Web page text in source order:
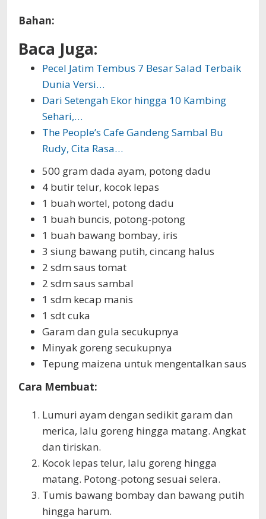
Bahan:
Baca Juga:
Pecel Jatim Tembus 7 Besar Salad Terbaik
Dunia Versi…
Dari Setengah Ekor hingga 10 Kambing
Sehari,…
The People’s Cafe Gandeng Sambal Bu
Rudy, Cita Rasa…
500 gram dada ayam, potong dadu
4 butir telur, kocok lepas
1 buah wortel, potong dadu
1 buah buncis, potong-potong
1 buah bawang bombay, iris
3 siung bawang putih, cincang halus
2 sdm saus tomat
2 sdm saus sambal
1 sdm kecap manis
1 sdt cuka
Garam dan gula secukupnya
Minyak goreng secukupnya
Tepung maizena untuk mengentalkan saus
Cara Membuat:
Lumuri ayam dengan sedikit garam dan
merica, lalu goreng hingga matang. Angkat
dan tiriskan.
Kocok lepas telur, lalu goreng hingga
matang. Potong-potong sesuai selera.
Tumis bawang bombay dan bawang putih
hingga harum.